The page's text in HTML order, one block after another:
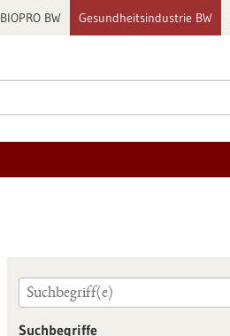
BIOPRO BW Gesundheitsindustrie BW
Suchbegriffe